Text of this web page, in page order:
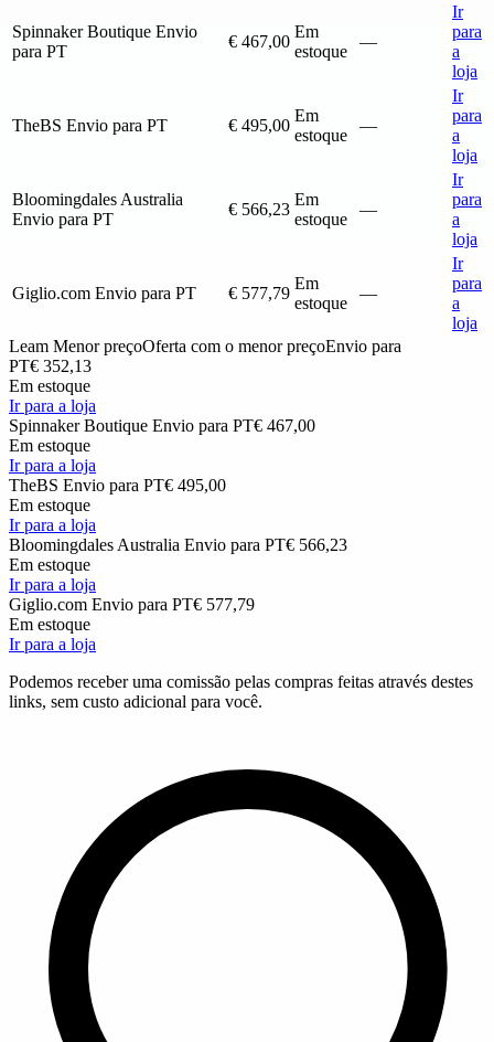
Spinnaker Boutique Envio
para PT
€ 467,00
Em
estoque
—
Ir
para
a
loja
TheBS Envio para PT € 495,00
Em
estoque
—
Ir
para
a
loja
Bloomingdales Australia
Envio para PT
€ 566,23
Em
estoque
—
Ir
para
a
loja
Giglio.com Envio para PT € 577,79
Em
estoque
—
Ir
para
a
loja
Leam Menor preçoOferta com o menor preçoEnvio para
PT€ 352,13
Em estoque
Ir para a loja
Spinnaker Boutique Envio para PT€ 467,00
Em estoque
Ir para a loja
TheBS Envio para PT€ 495,00
Em estoque
Ir para a loja
Bloomingdales Australia Envio para PT€ 566,23
Em estoque
Ir para a loja
Giglio.com Envio para PT€ 577,79
Em estoque
Ir para a loja
Podemos receber uma comissão pelas compras feitas através destes
links, sem custo adicional para você.